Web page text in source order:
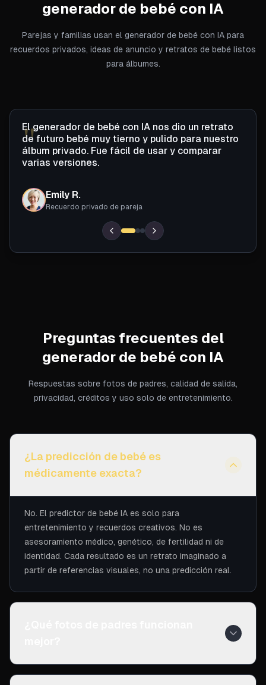
generador de bebé con IA
Parejas y familias usan el generador de bebé con IA para
recuerdos privados, ideas de anuncio y retratos de bebé listos
para álbumes.
"
El generador de bebé con IA nos dio un retrato
de futuro bebé muy tierno y pulido para nuestro
álbum privado. Fue fácil de usar y comparar
varias versiones.
Emily R.
Recuerdo privado de pareja
Preguntas frecuentes del
generador de bebé con IA
Respuestas sobre fotos de padres, calidad de salida,
privacidad, créditos y uso solo de entretenimiento.
¿La predicción de bebé es
médicamente exacta?
No. El predictor de bebé IA es solo para
entretenimiento y recuerdos creativos. No es
asesoramiento médico, genético, de fertilidad ni de
identidad. Cada resultado es un retrato imaginado a
partir de referencias visuales, no una predicción real.